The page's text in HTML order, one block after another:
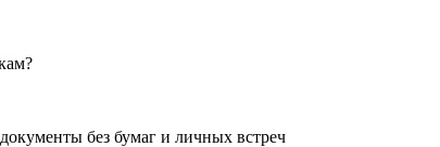
без бумаг и личных встреч